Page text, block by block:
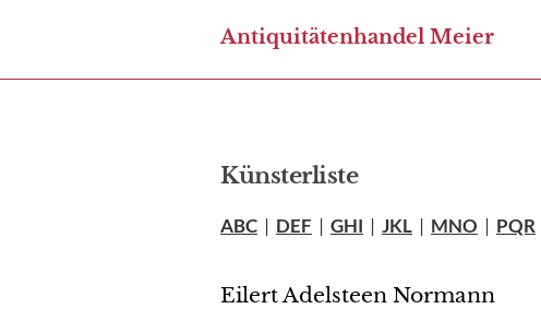
Antiquitätenhandel Meier
Künsterliste
ABC | DEF | GHI | JKL | MNO | PQR
Eilert Adelsteen Normann